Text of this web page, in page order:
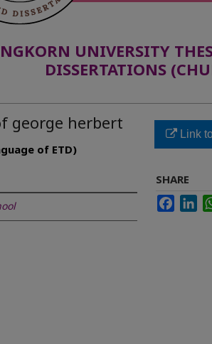
UNIVERSITY
DISSERTATIONS
george herbert
of ETD)
Link
SHARE